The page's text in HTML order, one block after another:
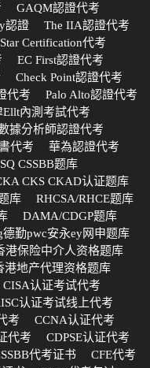
GAQM認證代考
認證
The IIA認證代考
Star Certification代考
EC First認證代考
Check Point認證代考
代考
Palo Alto認證代考
Ellt內測考試代考
據分析師認證代考
代考
華為認證代考
CSSBB题库
CKS CKAD认证题库
库
RHCSA/RHCE题库
DAMA/CDGP题库
德勤pwc安永ey网申题库
港保险中介人资格题库
港地产代理资格题库
CISA认证考试代考
认证考试线上代考
考
CCNA认证代考
代考
CDPSE认证代考
代考证书
CFE代考